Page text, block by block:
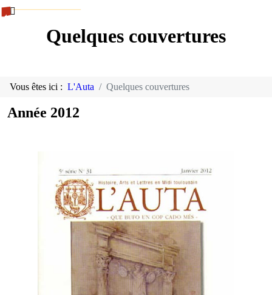
Quelques couvertures
Vous êtes ici : L'Auta Quelques couvertures
Année 2012